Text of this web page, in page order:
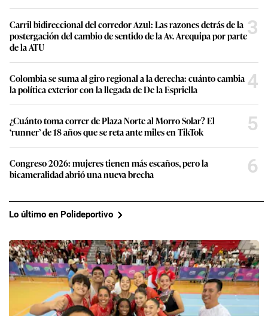
Carril bidireccional del corredor Azul: Las razones detrás de la
postergación del cambio de sentido de la Av. Arequipa por parte
de la ATU
3
Colombia se suma al giro regional a la derecha: cuánto cambia
la política exterior con la llegada de De la Espriella
4
¿Cuánto toma correr de Plaza Norte al Morro Solar? El
‘runner’ de 18 años que se reta ante miles en TikTok
5
Congreso 2026: mujeres tienen más escaños, pero la
bicameralidad abrió una nueva brecha
6
Lo último en Polideportivo